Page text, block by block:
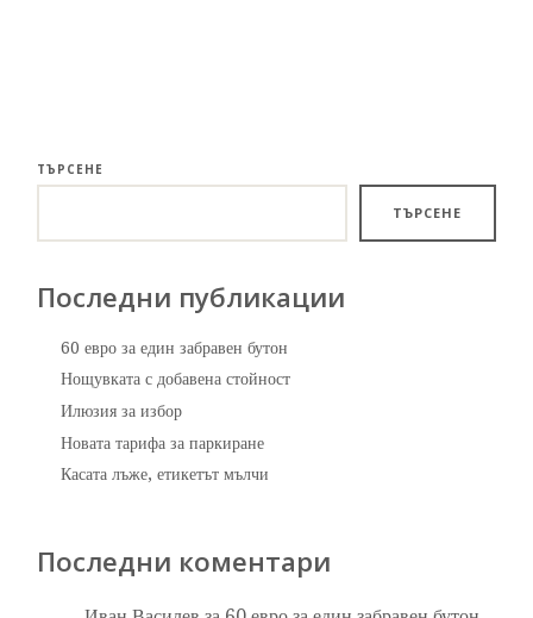
ТЪРСЕНЕ
ТЪРСЕНЕ
Последни публикации
60 евро за един забравен бутон
Нощувката с добавена стойност
Илюзия за избор
Новата тарифа за паркиране
Касата лъже, етикетът мълчи
Последни коментари